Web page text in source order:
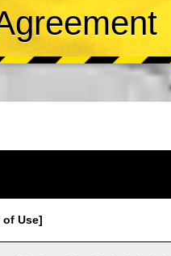
of Use]